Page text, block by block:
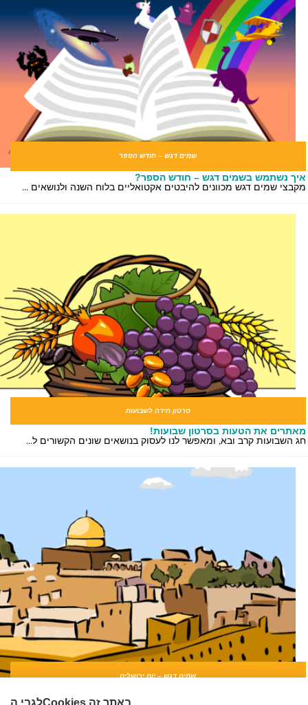
שמים דגש – חודש הספר
נשתמש בשמים דגש – חודש הספר?
שמים דגש מכוונים להיבטים אקטואליים בלוח השנה ולנושאים ...
סרטון חידה לשבועות
את הטעות בסרטון שבועות!
השבועות קרב ובא, ומאפשר לנו לעסוק בנושאים שונים הקשורים ל...
שמים דגש – יום ירושלים
לגבי הCookies באתר זה